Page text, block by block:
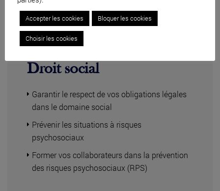
Droit social
Garantir le respect de vos obligations légales
dans le domaine social
Prévenir les situations à risques
psychosociaux
Former vos collaborateurs dans la prévention
des risques psychosociaux (RPS)
Accepter les cookies Bloquer les cookies
Choisir les cookies